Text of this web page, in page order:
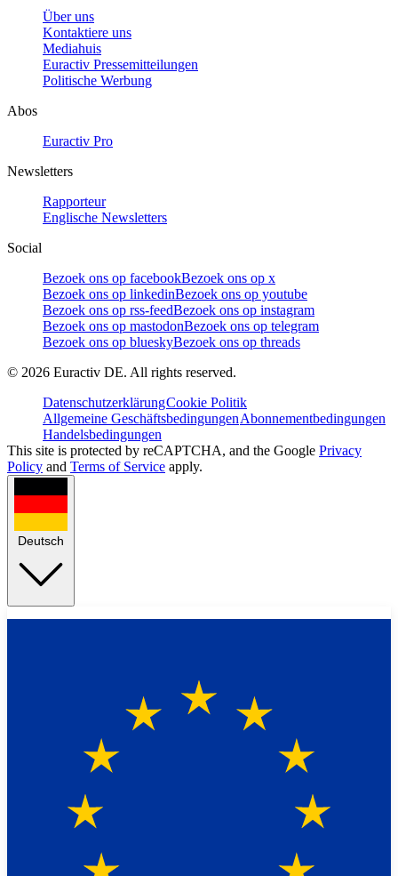
Über uns
Kontaktiere uns
Mediahuis
Euractiv Pressemitteilungen
Politische Werbung
Abos
Euractiv Pro
Newsletters
Rapporteur
Englische Newsletters
Social
Bezoek ons op facebookBezoek ons op x
Bezoek ons op linkedinBezoek ons op youtube
Bezoek ons op rss-feedBezoek ons op instagram
Bezoek ons op mastodonBezoek ons op telegram
Bezoek ons op blueskyBezoek ons op threads
© 2026 Euractiv DE. All rights reserved.
DatenschutzerklärungCookie Politik
Allgemeine GeschäftsbedingungenAbonnementbedingungen
Handelsbedingungen
This site is protected by reCAPTCHA, and the Google Privacy
Policy and Terms of Service apply.
Deutsch